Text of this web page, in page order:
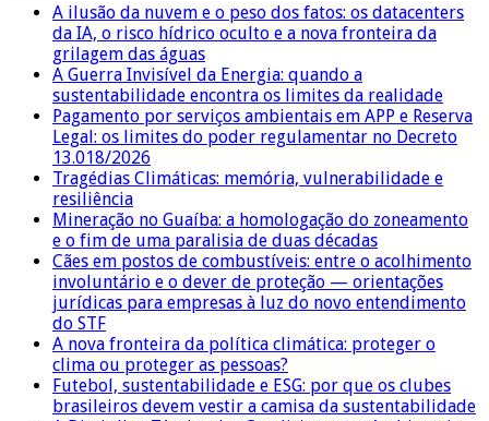
A ilusão da nuvem e o peso dos fatos: os datacenters
da IA, o risco hídrico oculto e a nova fronteira da
grilagem das águas
A Guerra Invisível da Energia: quando a
sustentabilidade encontra os limites da realidade
Pagamento por serviços ambientais em APP e Reserva
Legal: os limites do poder regulamentar no Decreto
13.018/2026
Tragédias Climáticas: memória, vulnerabilidade e
resiliência
Mineração no Guaíba: a homologação do zoneamento
e o fim de uma paralisia de duas décadas
Cães em postos de combustíveis: entre o acolhimento
involuntário e o dever de proteção — orientações
jurídicas para empresas à luz do novo entendimento
do STF
A nova fronteira da política climática: proteger o
clima ou proteger as pessoas?
Futebol, sustentabilidade e ESG: por que os clubes
brasileiros devem vestir a camisa da sustentabilidade